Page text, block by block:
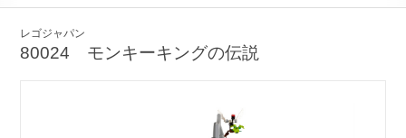
レゴジャパン
80024 モンキーキングの伝説